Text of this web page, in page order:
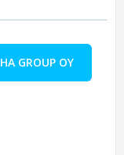
GROUP OY